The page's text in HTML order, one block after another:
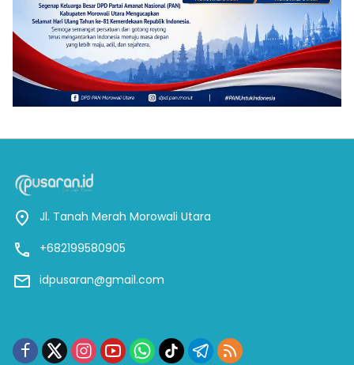
Jl. Tanah Merah Morowali Utara
+682199580905
idpusaran@gmail.com